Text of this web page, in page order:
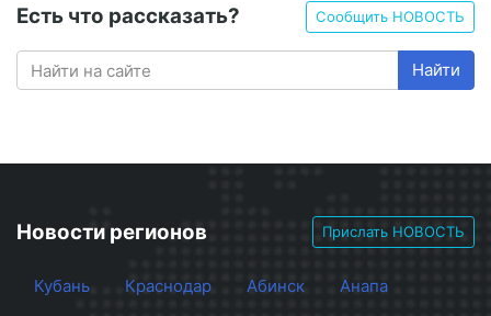
Есть что рассказать? Сообщить НОВОСТЬ
Найти
Новости регионов Прислать НОВОСТЬ
Кубань Краснодар Абинск
Анапа